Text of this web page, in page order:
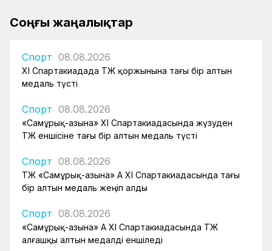
Соңғы жаңалықтар
Спорт 08.08.2026
XI Спартакиадада ҚТЖ қоржынына тағы бір алтын
медаль түсті
Спорт 08.08.2026
«Самұрық-Қазына» XI Спартакиадасында жүзуден
ҚТЖ еншісіне тағы бір алтын медаль түсті
Спорт 08.08.2026
ҚТЖ «Самұрық-Қазына» АҚ XI Спартакиадасында тағы
бір алтын медаль жеңіп алды
Спорт 08.08.2026
«Самұрық-Қазына» АҚ XI Спартакиадасында ҚТЖ
алғашқы алтын медалді еншіледі